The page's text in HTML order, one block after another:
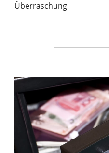
Überraschung.